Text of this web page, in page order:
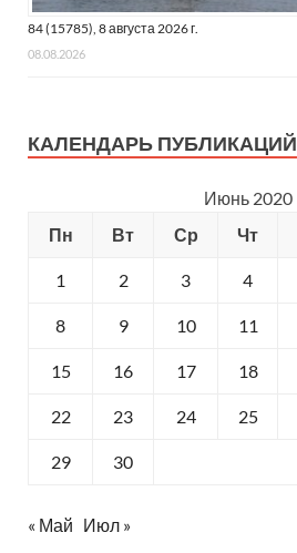
84 (15785), 8 августа 2026 г.
08.08.2026
КАЛЕНДАРЬ ПУБЛИКАЦИЙ
Июнь 2020
Пн
Вт Ср Чт
1 2 3 4
8 9 10 11
15 16 17 18
22 23 24 25
29 30
« Май Июл »